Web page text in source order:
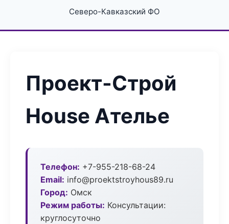
Северо-Кавказский ФО
Проект-Строй
House Ателье
Телефон: +7-955-218-68-24
Email: info@proektstroyhous89.ru
Город: Омск
Режим работы: Консультации:
круглосуточно